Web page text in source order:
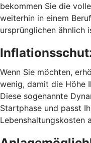
bekommen Sie die
weiterhin in einem
ursprünglichen ähnlich
Wenn Sie möchten,
wenig, damit die Höhe
Diese sogenannte
Startphase und passt
Lebenshaltungskosten